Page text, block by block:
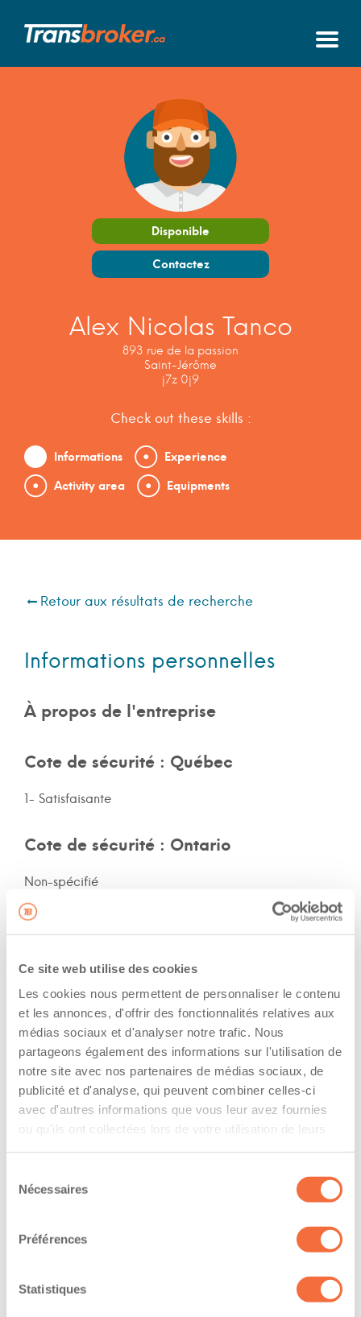
Ce site web utilise des cookies
Les cookies nous permettent de personnaliser le contenu
et les annonces, d'offrir des fonctionnalités relatives aux
médias sociaux et d'analyser notre trafic. Nous
partageons également des informations sur l'utilisation de
notre site avec nos partenaires de médias sociaux, de
publicité et d'analyse, qui peuvent combiner celles-ci
avec d'autres informations que vous leur avez fournies
ou qu'ils ont collectées lors de votre utilisation de leurs
Nécessaires
Préférences
Statistiques
Disponible
Contactez
Alex Nicolas Tanco
893 rue de la passion
Saint-Jérôme
j7z 0j9
Check out these skills :
Informations
Experience
Activity area
Equipments
Retour aux résultats de recherche
Informations personnelles
À propos de l'entreprise
Cote de sécurité : Québec
1- Satisfaisante
Cote de sécurité : Ontario
Non-spécifié
Cote de sécurité: autres provinces
Non-spécifié
Assurances et immatriculation
Possède ses propres assurances
The driver hold a driving licence from:
quebec
Has a vehicle registered in the following
province:
The owner-operator has the ability to